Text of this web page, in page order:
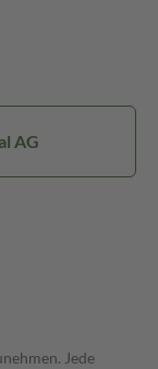
AG
Jede